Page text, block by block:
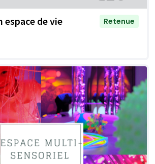
de vie
Retenue